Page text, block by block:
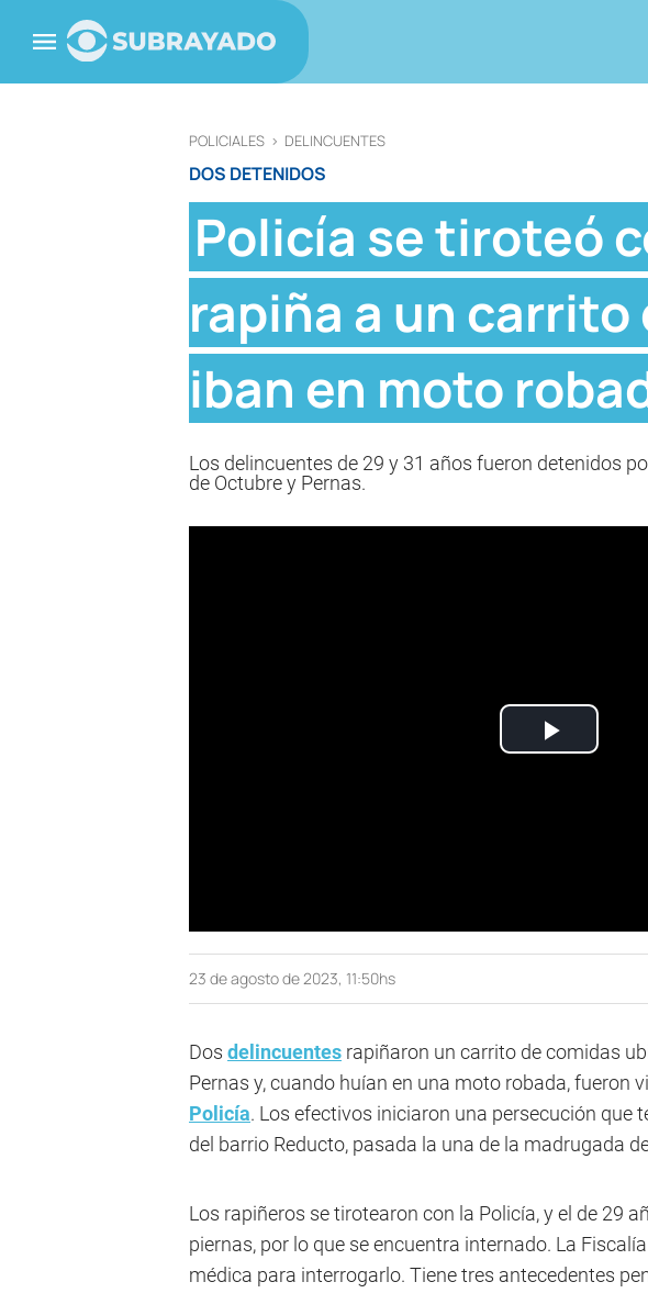
POLICIALES > DELINCUENTES
DOS DETENIDOS
Policía se tiroteó
rapiña a un carrito
iban en moto
Los delincuentes de 29 y 31 años fueron detenidos
de Octubre y Pernas.
Play
23 de agosto de 2023, 11:50hs
Dos delincuentes rapiñaron un carrito de comidas
Pernas y, cuando huían en una moto robada, fueron
Policía. Los efectivos iniciaron una persecución que
del barrio Reducto, pasada la una de la madrugada
Los rapiñeros se tirotearon con la Policía, y el de 29
piernas, por lo que se encuentra internado. La
médica para interrogarlo. Tiene tres antecedentes